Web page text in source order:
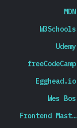
Frontend Mast…
Wes Bos
Egghead.io
freeCodeCamp
Udemy
W3Schools
MDN